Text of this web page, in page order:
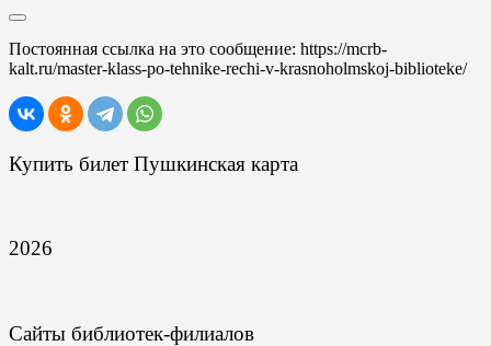
Постоянная ссылка на это сообщение: https://mcrb-
kalt.ru/master-klass-po-tehnike-rechi-v-krasnoholmskoj-biblioteke/
Купить билет Пушкинская карта
2026
Сайты библиотек-филиалов